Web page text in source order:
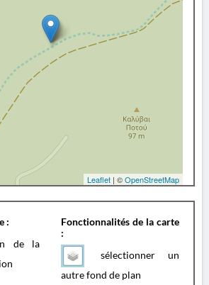
Leaflet | ©OpenStreetMap
:
de la
Fonctionnalités de la carte
:
sélectionner un
autre fond de plan